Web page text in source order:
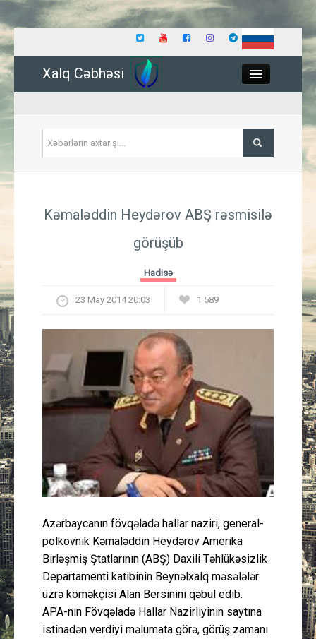
Xalq Cəbhəsi
İqtisadiyyat
Güney Azərbaycan
Mədəniyyət
Müsahibə
Layihə
Peşə etikası
Əlaqə
Kəmaləddin Heydərov ABŞ rəsmisilə
görüşüb
Hadisə
23 May 2014 20:03 1 589
Azərbaycanın fövqəladə hallar naziri, general-
polkovnik Kəmaləddin Heydərov Amerika
Birləşmiş Ştatlarının (ABŞ) Daxili Təhlükəsizlik
Departamenti katibinin Beynəlxalq məsələlər
üzrə köməkçisi Alan Bersinini qəbul edib.
APA-nın Fövqəladə Hallar Nazirliyinin saytına
istinadən verdiyi məlumata görə, görüş zamanı